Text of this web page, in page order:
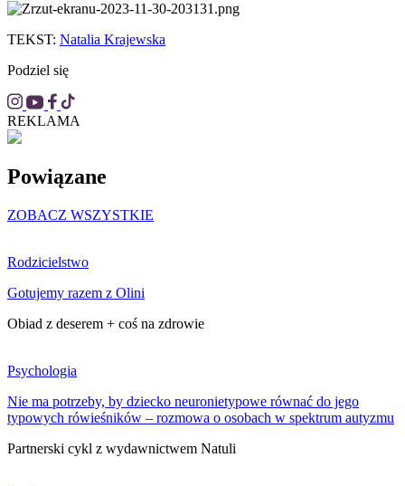
TEKST: Natalia Krajewska
Podziel się
REKLAMA
Powiązane
ZOBACZ WSZYSTKIE
Rodzicielstwo
Gotujemy razem z Olini
Obiad z deserem + coś na zdrowie
Psychologia
Nie ma potrzeby, by dziecko neuronietypowe równać do jego
typowych rówieśników – rozmowa o osobach w spektrum autyzmu
Partnerski cykl z wydawnictwem Natuli